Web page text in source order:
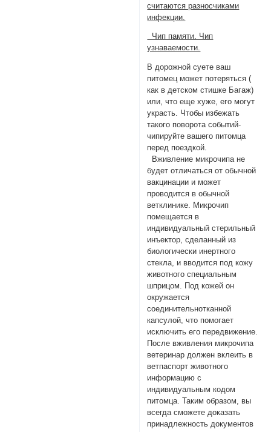
считаются разносчиками
инфекции.
Чип памяти. Чип
узнаваемости.
В дорожной суете ваш
питомец может потеряться (
как в детском стишке Багаж)
или, что еще хуже, его могут
украсть. Чтобы избежать
такого поворота событий-
чипируйте вашего питомца
перед поездкой.
Вживление микрочипа не
будет отличаться от обычной
вакцинации и может
проводится в обычной
ветклинике. Микрочип
помещается в
индивидуальный стерильный
инъектор, сделанный из
биологически инертного
стекла, и вводится под кожу
животного специальным
шприцом. Под кожей он
окружается
соединительнотканной
капсулой, что помогает
исключить его передвижение.
После вживления микрочипа
ветеринар должен вклеить в
ветпаспорт животного
информацию с
индивидуальным кодом
питомца. Таким образом, вы
всегда сможете доказать
принадлежность документов